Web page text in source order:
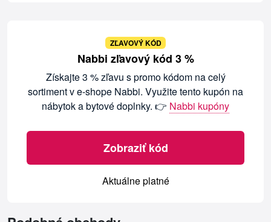
ZĽAVOVÝ KÓD
Nabbi zľavový kód 3 %
Získajte 3 % zľavu s promo kódom na celý
sortiment v e-shope Nabbi. Využite tento kupón na
nábytok a bytové doplnky. 👉 Nabbi kupóny
Zobraziť kód
Aktuálne platné